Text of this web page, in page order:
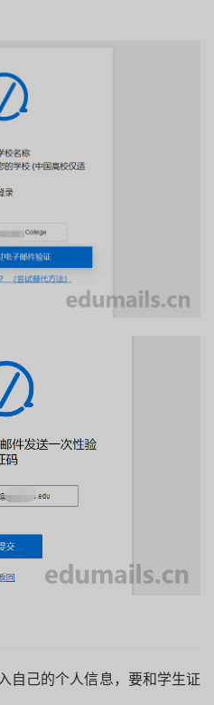
自己的个人信息，要和学生证